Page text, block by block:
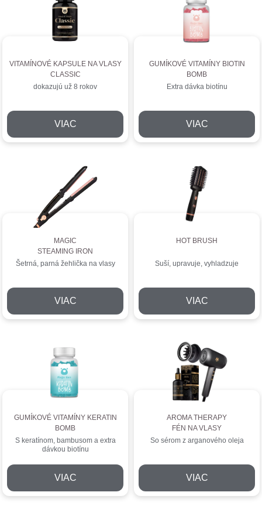
VITAMÍNOVÉ KAPSULE NA VLASY
CLASSIC
dokazujú už 8 rokov
VIAC
GUMÍKOVÉ VITAMÍNY BIOTIN
BOMB
Extra dávka biotínu
VIAC
MAGIC
STEAMING IRON
Šetrná, parná žehlička na vlasy
VIAC
HOT BRUSH
Suší, upravuje, vyhladzuje
VIAC
GUMÍKOVÉ VITAMÍNY KERATIN
BOMB
S keratínom, bambusom a extra
dávkou biotínu
VIAC
AROMA THERAPY
FÉN NA VLASY
So sérom z arganového oleja
VIAC